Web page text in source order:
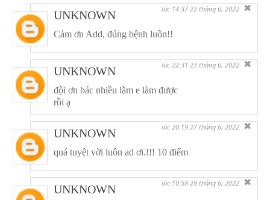
UNKNOWN lúc 14:37 22 tháng 6, 2022 ✖
Cảm ơn Add, đúng bệnh luôn!!
UNKNOWN lúc 22:31 23 tháng 6, 2022 ✖
đội ơn bác nhiều lắm e làm được
rồi ạ
UNKNOWN lúc 20:19 27 tháng 6, 2022 ✖
quá tuyệt vời luôn ad ơi.!!! 10 điểm
UNKNOWN lúc 10:58 28 tháng 6, 2022 ✖